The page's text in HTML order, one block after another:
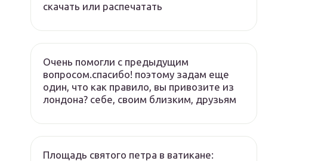
скачать или распечатать
Очень помогли с предыдущим
вопросом.спасибо! поэтому задам еще
один, что как правило, вы привозите из
лондона? себе, своим близким, друзьям
Площадь святого петра в ватикане: